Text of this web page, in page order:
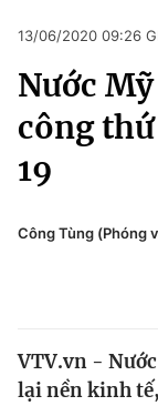
Chuyên mục
Chính trị
Xã hội
Pháp luật
Thế giới
Pháp luật
Kinh tế
Thể thao
Truyền
Công nghệ
13/06/2020 09:26
Nước
công
19
Công Tùng (Phóng
VTV.vn -
lại nền kinh